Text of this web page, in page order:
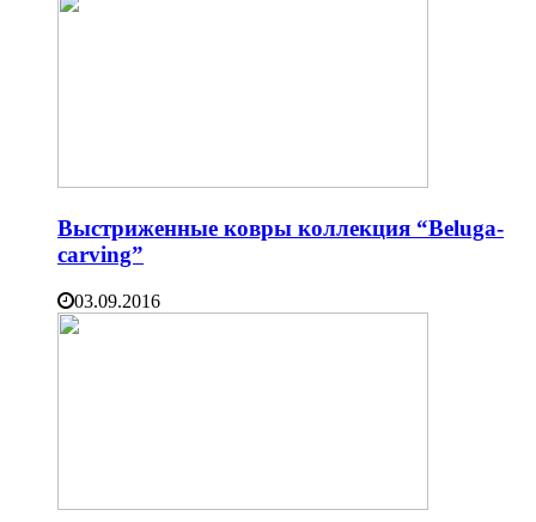
Выстриженные ковры коллекция “Beluga-
carving”
03.09.2016